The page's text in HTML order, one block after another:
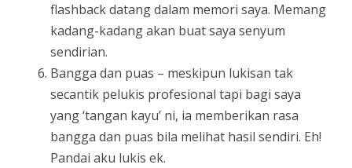
flashback datang dalam memori saya. Memang
kadang-kadang akan buat saya senyum
sendirian.
Bangga dan puas – meskipun lukisan tak
secantik pelukis profesional tapi bagi saya
yang ‘tangan kayu’ ni, ia memberikan rasa
bangga dan puas bila melihat hasil sendiri. Eh!
Pandai aku lukis ek.